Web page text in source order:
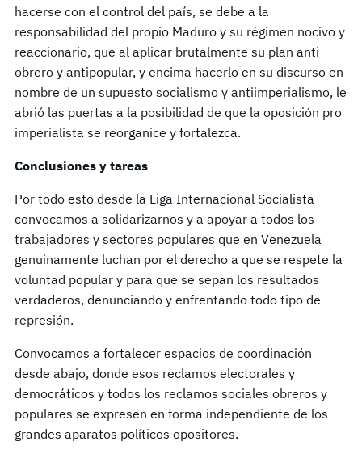
hacerse con el control del país, se debe a la
responsabilidad del propio Maduro y su régimen nocivo y
reaccionario, que al aplicar brutalmente su plan anti
obrero y antipopular, y encima hacerlo en su discurso en
nombre de un supuesto socialismo y antiimperialismo, le
abrió las puertas a la posibilidad de que la oposición pro
imperialista se reorganice y fortalezca.
Conclusiones y tareas
Por todo esto desde la Liga Internacional Socialista
convocamos a solidarizarnos y a apoyar a todos los
trabajadores y sectores populares que en Venezuela
genuinamente luchan por el derecho a que se respete la
voluntad popular y para que se sepan los resultados
verdaderos, denunciando y enfrentando todo tipo de
represión.
Convocamos a fortalecer espacios de coordinación
desde abajo, donde esos reclamos electorales y
democráticos y todos los reclamos sociales obreros y
populares se expresen en forma independiente de los
grandes aparatos políticos opositores.